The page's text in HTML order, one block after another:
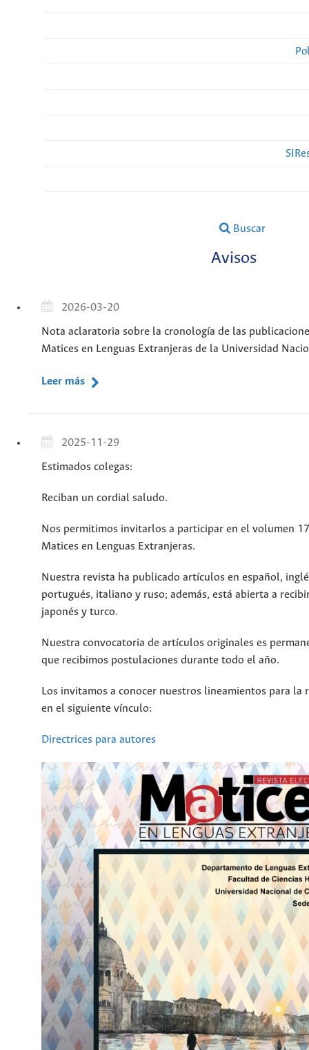
Buscar
Avisos
2026-03-20
Nota aclaratoria sobre la cronología de las
Matices en Lenguas Extranjeras de la Universidad
Leer más
2025-11-29
Estimados colegas:
Reciban un cordial saludo.
Nos permitimos invitarlos a participar en el volumen
Matices en Lenguas Extranjeras.
Nuestra revista ha publicado artículos en español,
portugués, italiano y ruso; además, está abierta a
japonés y turco.
Nuestra convocatoria de artículos originales es
que recibimos postulaciones durante todo el año.
Los invitamos a conocer nuestros lineamientos para la
en el siguiente vínculo:
Directrices para autores